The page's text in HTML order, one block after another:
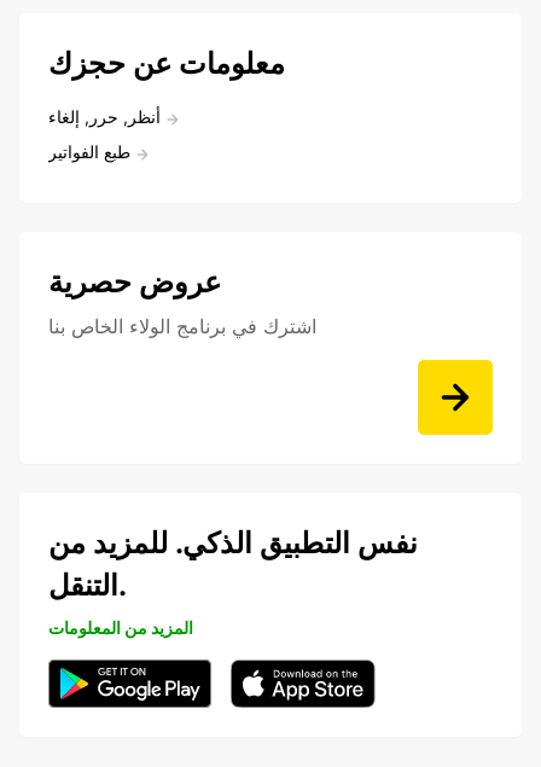
معلومات عن حجزك
أنظر, حرر, إلغاء
طبع الفواتير
عروض حصرية
اشترك في برنامج الولاء الخاص بنا
نفس التطبيق الذكي. للمزيد من
التنقل.
المزيد من المعلومات